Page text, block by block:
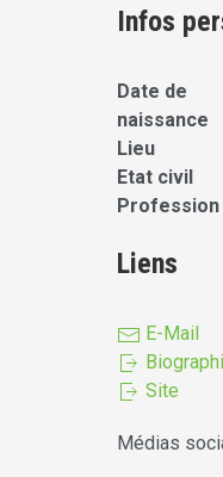
Infos
Date de
naissance
Lieu
Etat civil
Profession
Liens
E-Mail
Site
Médias